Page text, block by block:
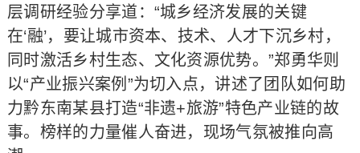
层调研经验分享道：“城乡经济发展的关键
在‘融’，要让城市资本、技术、人才下沉乡村，
同时激活乡村生态、文化资源优势。”郑勇华则
以“产业振兴案例”为切入点，讲述了团队如何助
力黔东南某县打造“非遗+旅游”特色产业链的故
事。榜样的力量催人奋进，现场气氛被推向高